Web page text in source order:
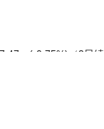
(-0.75%)（2